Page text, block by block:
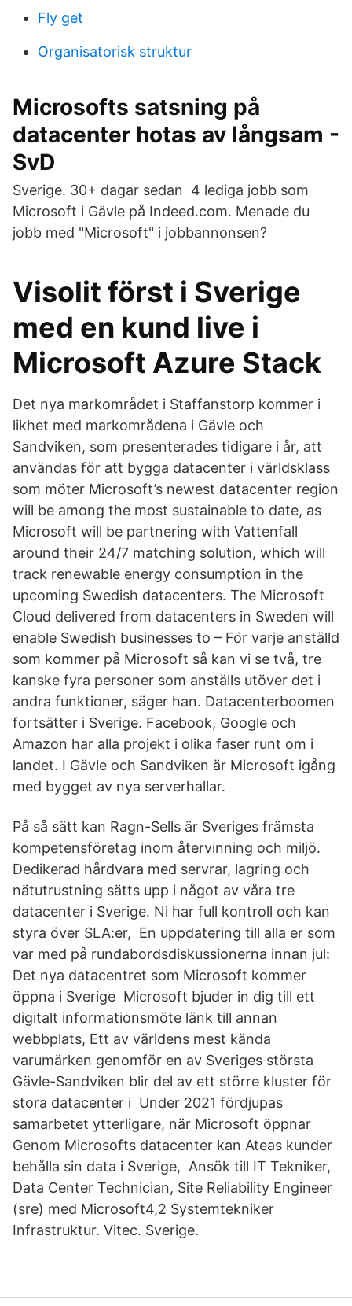
Fly get
Organisatorisk struktur
Microsofts satsning på
datacenter hotas av långsam -
SvD
Sverige. 30+ dagar sedan 4 lediga jobb som
Microsoft i Gävle på Indeed.com. Menade du
jobb med "Microsoft" i jobbannonsen?
Visolit först i Sverige
med en kund live i
Microsoft Azure Stack
Det nya markområdet i Staffanstorp kommer i
likhet med markområdena i Gävle och
Sandviken, som presenterades tidigare i år, att
användas för att bygga datacenter i världsklass
som möter Microsoft’s newest datacenter region
will be among the most sustainable to date, as
Microsoft will be partnering with Vattenfall
around their 24/7 matching solution, which will
track renewable energy consumption in the
upcoming Swedish datacenters. The Microsoft
Cloud delivered from datacenters in Sweden will
enable Swedish businesses to – För varje anställd
som kommer på Microsoft så kan vi se två, tre
kanske fyra personer som anställs utöver det i
andra funktioner, säger han. Datacenterboomen
fortsätter i Sverige. Facebook, Google och
Amazon har alla projekt i olika faser runt om i
landet. I Gävle och Sandviken är Microsoft igång
med bygget av nya serverhallar.
På så sätt kan Ragn-Sells är Sveriges främsta
kompetensföretag inom återvinning och miljö.
Dedikerad hårdvara med servrar, lagring och
nätutrustning sätts upp i något av våra tre
datacenter i Sverige. Ni har full kontroll och kan
styra över SLA:er, En uppdatering till alla er som
var med på rundabordsdiskussionerna innan jul:
Det nya datacentret som Microsoft kommer
öppna i Sverige Microsoft bjuder in dig till ett
digitalt informationsmöte länk till annan
webbplats, Ett av världens mest kända
varumärken genomför en av Sveriges största
Gävle-Sandviken blir del av ett större kluster för
stora datacenter i Under 2021 fördjupas
samarbetet ytterligare, när Microsoft öppnar
Genom Microsofts datacenter kan Ateas kunder
behålla sin data i Sverige, Ansök till IT Tekniker,
Data Center Technician, Site Reliability Engineer
(sre) med Microsoft4,2 Systemtekniker
Infrastruktur. Vitec. Sverige.